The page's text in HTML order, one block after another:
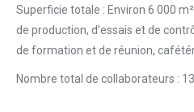
Superficie totale : Environ 6 000
de production, d’essais et de
de formation et de réunion,
Nombre total de collaborateurs :